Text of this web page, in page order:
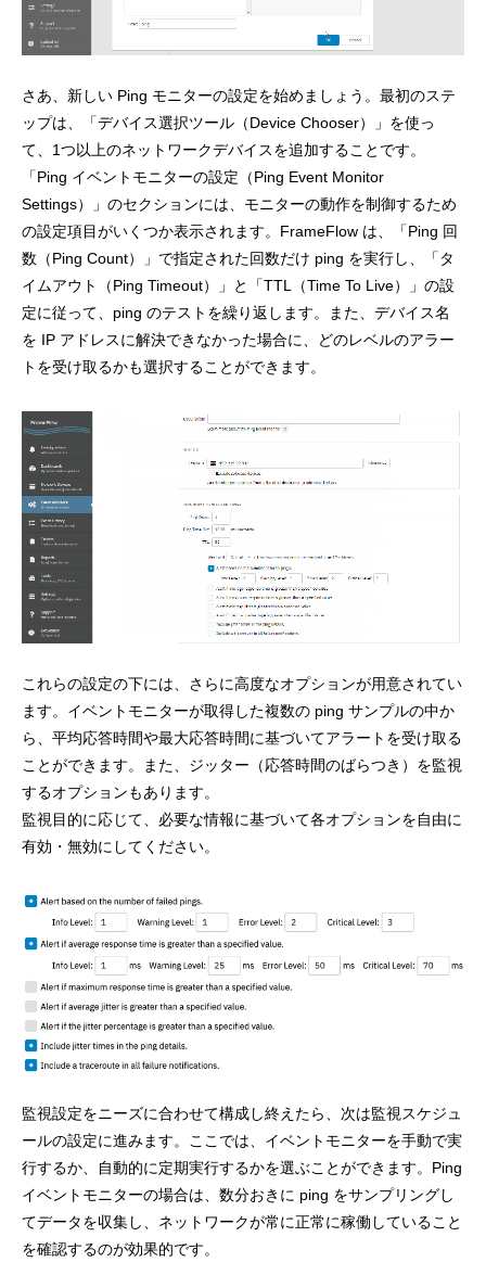
さあ、新しい Ping モニターの設定を始めましょう。最初のステ
ップは、「デバイス選択ツール（Device Chooser）」を使っ
て、1つ以上のネットワークデバイスを追加することです。
「Ping イベントモニターの設定（Ping Event Monitor
Settings）」のセクションには、モニターの動作を制御するため
の設定項目がいくつか表示されます。FrameFlow は、「Ping 回
数（Ping Count）」で指定された回数だけ ping を実行し、「タ
イムアウト（Ping Timeout）」と「TTL（Time To Live）」の設
定に従って、ping のテストを繰り返します。また、デバイス名
を IP アドレスに解決できなかった場合に、どのレベルのアラー
トを受け取るかも選択することができます。
これらの設定の下には、さらに高度なオプションが用意されてい
ます。イベントモニターが取得した複数の ping サンプルの中か
ら、平均応答時間や最大応答時間に基づいてアラートを受け取る
ことができます。また、ジッター（応答時間のばらつき）を監視
するオプションもあります。
監視目的に応じて、必要な情報に基づいて各オプションを自由に
有効・無効にしてください。
監視設定をニーズに合わせて構成し終えたら、次は監視スケジュ
ールの設定に進みます。ここでは、イベントモニターを手動で実
行するか、自動的に定期実行するかを選ぶことができます。Ping
イベントモニターの場合は、数分おきに ping をサンプリングし
てデータを収集し、ネットワークが常に正常に稼働していること
を確認するのが効果的です。